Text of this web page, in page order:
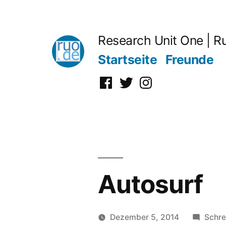
Research Unit One |
Startseite Freunde
Facebook
TwitterInstagram
Autosurf
Dezember 5, 2014